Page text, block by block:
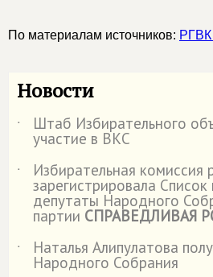
По материалам источников: РГВК
Новости
˙ Штаб Избирательного
участие в ВКС
˙
Избирательная комиссия
зарегистрировала
депутаты Народного
партии СПРАВЕДЛИВАЯ
˙
Наталья Алипулатова
Народного Собрания